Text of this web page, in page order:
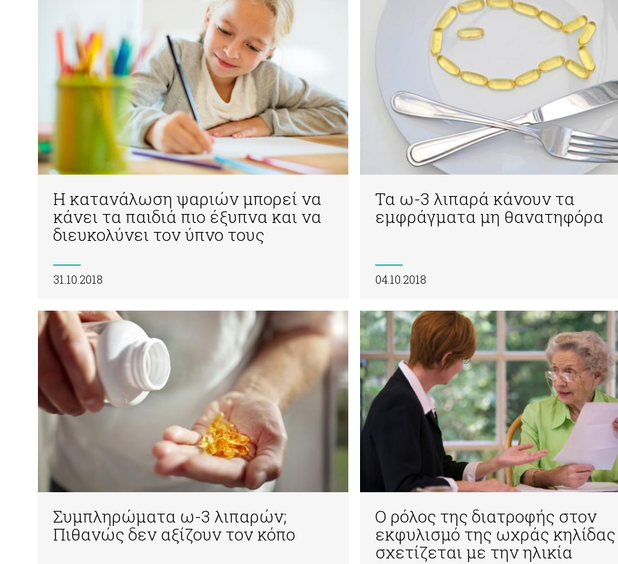
Η κατανάλωση ψαριών μπορεί να
κάνει τα παιδιά πιο έξυπνα και να
διευκολύνει τον ύπνο τους
31.10.2018
Τα ω-3 λιπαρά κάνουν τα
εμφράγματα μη θανατηφόρα
04.10.2018
Συμπληρώματα ω-3 λιπαρών;
Πιθανώς δεν αξίζουν τον κόπο
Ο ρόλος της διατροφής στον
εκφυλισμό της ωχράς
σχετίζεται με την ηλικία